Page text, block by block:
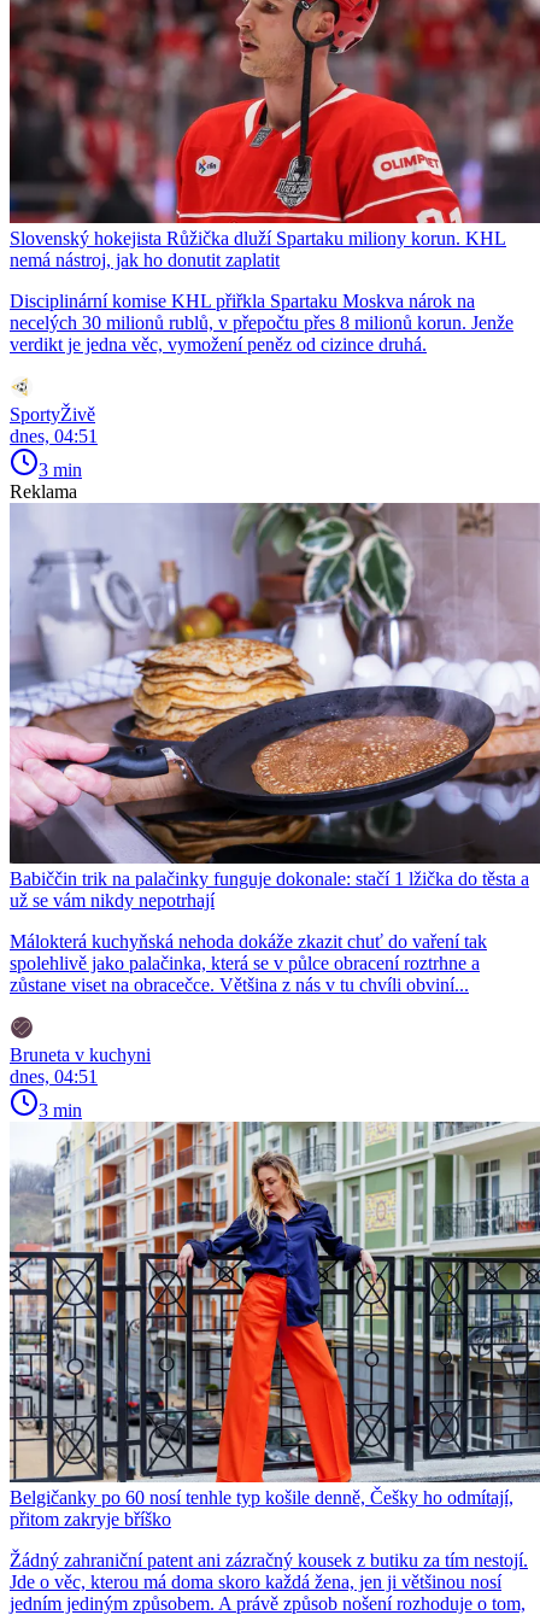
Slovenský hokejista Růžička dluží Spartaku miliony korun. KHL
nemá nástroj, jak ho donutit zaplatit
Disciplinární komise KHL přiřkla Spartaku Moskva nárok na
necelých 30 milionů rublů, v přepočtu přes 8 milionů korun. Jenže
verdikt je jedna věc, vymožení peněz od cizince druhá.
SportyŽivě
dnes, 04:51
3 min
Reklama
Babiččin trik na palačinky funguje dokonale: stačí 1 lžička do těsta a
už se vám nikdy nepotrhají
Málokterá kuchyňská nehoda dokáže zkazit chuť do vaření tak
spolehlivě jako palačinka, která se v půlce obracení roztrhne a
zůstane viset na obracečce. Většina z nás v tu chvíli obviní...
Bruneta v kuchyni
dnes, 04:51
3 min
Belgičanky po 60 nosí tenhle typ košile denně, Češky ho odmítají,
přitom zakryje bříško
Žádný zahraniční patent ani zázračný kousek z butiku za tím nestojí.
Jde o věc, kterou má doma skoro každá žena, jen ji většinou nosí
jedním jediným způsobem. A právě způsob nošení rozhoduje o tom,